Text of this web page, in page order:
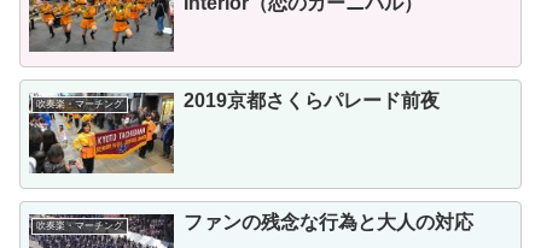
吹奏楽・マーチング 2019京都さくらパレード前夜
吹奏楽・マーチング ファンの残念な行為と大人の対応